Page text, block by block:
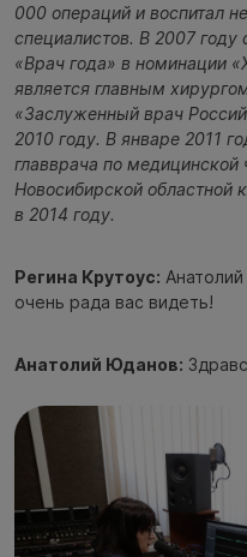
000 операций и воспитал
специалистов. В 2007 году
«Врач года» в номинации
является главным
«Заслуженный врач
2010 году. В январе 2011
главврача по
Новосибирской областной
в 2014 году.
Регина Крутоус:
очень рада вас видеть!
Анатолий Юданов: